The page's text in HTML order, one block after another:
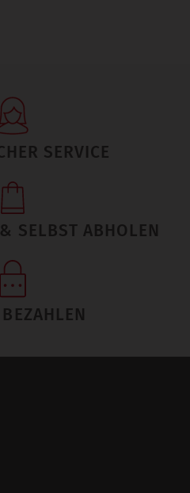
SERVICE
SELBST ABHOLEN